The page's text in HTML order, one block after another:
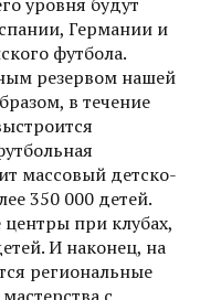
Германии и
футбола.
резервом нашей
в течение
массовый детско-
350 000 детей.
при клубах,
И наконец, на
региональные